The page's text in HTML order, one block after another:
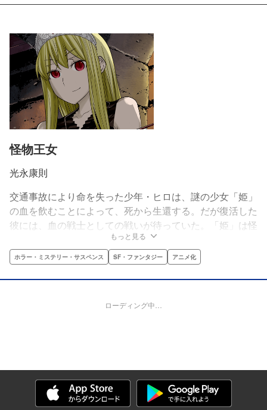
怪物王女
光永康則
交通事故により命を失った少年・ヒロは、謎の少女「姫」
の血を飲むことによって、死から生還する。だが復活した
彼には、血の戦士としての戦いが待っていた。「姫」は怪
物と呼ばれる異形の者たちの頂点に立つ王族の一員だった
のだ。王位をめぐる、血を分けた兄弟姉妹による殺戮。策
謀と憎悪の渦に、姫とその血の戦士となったヒロは飲み込
まれていく。
もっと見る
ホラー・ミステリー・サスペンス SF・ファンタジー アニメ化
ローディング中…